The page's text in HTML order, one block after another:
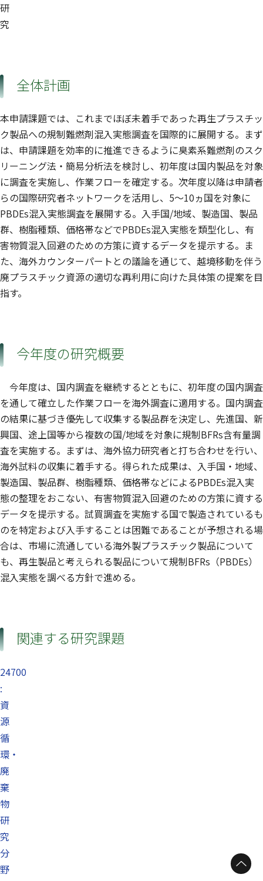
研
究
全体計画
本申請課題では、これまでほぼ未着手であった再生プラスチッ
ク製品への規制難燃剤混入実態調査を国際的に展開する。まず
は、申請課題を効率的に推進できるように臭素系難燃剤のスク
リーニング法・簡易分析法を検討し、初年度は国内製品を対象
に調査を実施し、作業フローを確定する。次年度以降は申請者
らの国際研究者ネットワークを活用し、5〜10ヵ国を対象に
PBDEs混入実態調査を展開する。入手国/地域、製造国、製品
群、樹脂種類、価格帯などでPBDEs混入実態を類型化し、有
害物質混入回避のための方策に資するデータを提示する。ま
た、海外カウンターパートとの議論を通じて、越境移動を伴う
廃プラスチック資源の適切な再利用に向けた具体策の提案を目
指す。
今年度の研究概要
今年度は、国内調査を継続するとともに、初年度の国内調査
を通して確立した作業フローを海外調査に適用する。国内調査
の結果に基づき優先して収集する製品群を決定し、先進国、新
興国、途上国等から複数の国/地域を対象に規制BFRs含有量調
査を実施する。まずは、海外協力研究者と打ち合わせを行い、
海外試料の収集に着手する。得られた成果は、入手国・地域、
製造国、製品群、樹脂種類、価格帯などによるPBDEs混入実
態の整理をおこない、有害物質混入回避のための方策に資する
データを提示する。試買調査を実施する国で製造されているも
のを特定および入手することは困難であることが予想される場
合は、市場に流通している海外製プラスチック製品について
も、再生製品と考えられる製品について規制BFRs（PBDEs）
混入実態を調べる方針で進める。
関連する研究課題
24700
:
資
源
循
環・
廃
棄
物
研
究
分
野